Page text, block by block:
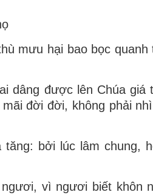
mưu hại bao bọc quanh
dâng được lên Chúa giá
đời đời, không phải
bởi lúc lâm chung,
vì ngươi biết khôn